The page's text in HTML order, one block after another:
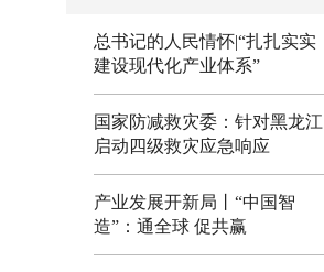
总书记的人民情怀|“扎扎实实
建设现代化产业体系”
国家防减救灾委：针对黑龙江
启动四级救灾应急响应
产业发展开新局丨“中国智
造”：通全球 促共赢